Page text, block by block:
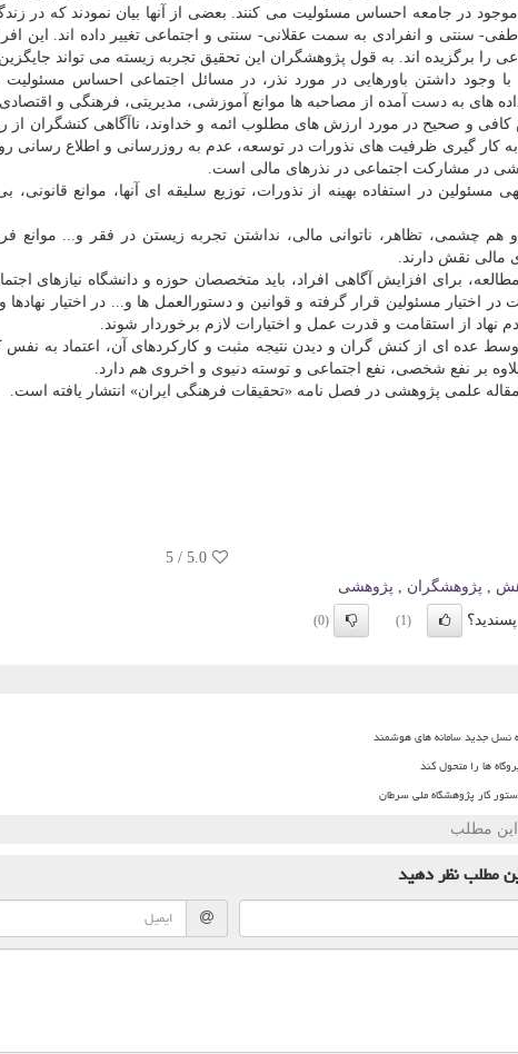
موجود در جامعه احساس مسئولیت می کنند. بعضی از آنها بیان نمودند که در
سنتی و انفرادی به سمت عقلانی- سنتی و اجتماعی تغییر داده اند. این
را برگزیده اند. به قول پژوهشگران این تحقیق تجربه زیسته می تواند
وجود داشتن باورهایی در مورد نذر، در مسائل اجتماعی احساس
های به دست آمده از مصاحبه ها موانع آموزشی، مدیریتی، فرهنگی و
کافی و صحیح در مورد ارزش های مطلوب ائمه و خداوند، ناآگاهی کنشگران
به کار گیری ظرفیت های نذورات در توسعه، عدم به روزرسانی و اطلاع رسانی
در مشارکت اجتماعی در نذرهای مالی است.
مسئولین در استفاده بهینه از نذورات، توزیع سلیقه ای آنها، موانع
هم چشمی، تظاهر، ناتوانی مالی، نداشتن تجربه زیستن در فقر و... موانع
مالی نقش دارند.
برای افزایش آگاهی افراد، باید متخصصان حوزه و دانشگاه نیازهای
اختیار مسئولین قرار گرفته و قوانین و دستورالعمل ها و... در اختیار
نهاد از استقامت و قدرت عمل و اختیارات لازم برخوردار شوند.
عده ای از کنش گران و دیدن نتیجه مثبت و کارکردهای آن، اعتماد به نفس
بر نفع شخصی، نفع اجتماعی و توسته دنیوی و اخروی هم دارد.
علمی پژوهشی در فصل نامه «تحقیقات فرهنگی ایران» انتشار یافته است.
5.0
/
5
پژوهشگران
پژوهشی
(1)
(0)
نسل جدید سامانه های هوشمند
ها را متحول کند
کار پژوهشگاه ملی سرطان
این مطلب
مطلبنظر دهید